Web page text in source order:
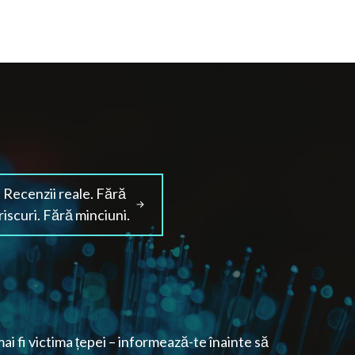
Recenzii reale. Fără
riscuri. Fără minciuni.
fi victima țepei – informează-te înainte să